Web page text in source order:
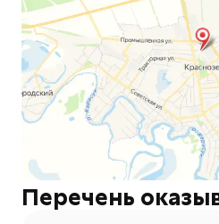
Перечень